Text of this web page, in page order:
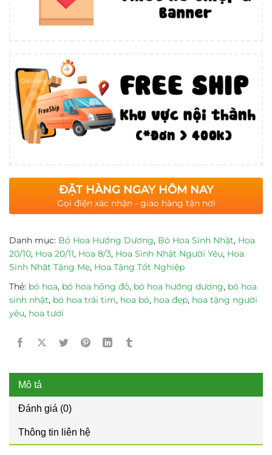
ĐẶT HÀNG NGAY HÔM NAY
Gọi điện xác nhận - giao hàng tận nơi
Danh mục: Bó Hoa Hướng Dương, Bó Hoa Sinh Nhật, Hoa
20/10, Hoa 20/11, Hoa 8/3, Hoa Sinh Nhật Người Yêu, Hoa
Sinh Nhật Tặng Mẹ, Hoa Tặng Tốt Nghiệp
Thẻ: bó hoa, bó hoa hồng đỏ, bó hoa hướng dương, bó hoa
sinh nhật, bó hoa trái tim, hoa bó, hoa đẹp, hoa tặng người
yêu, hoa tươi
Mô tả
Đánh giá (0)
Thông tin liên hệ